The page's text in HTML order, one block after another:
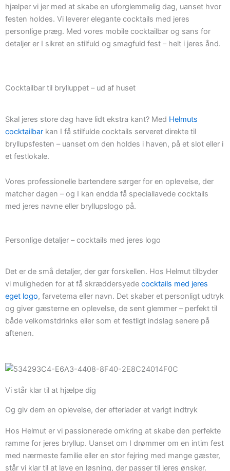
hjælper vi jer med at skabe en uforglemmelig dag, uanset hvor
festen holdes. Vi leverer elegante cocktails med jeres
personlige præg. Med vores mobile cocktailbar og sans for
detaljer er I sikret en stilfuld og smagfuld fest – helt i jeres ånd.
Cocktailbar til brylluppet – ud af huset
Skal jeres store dag have lidt ekstra kant? Med Helmuts
cocktailbar kan I få stilfulde cocktails serveret direkte til
bryllupsfesten – uanset om den holdes i haven, på et slot eller i
et festlokale.
Vores professionelle bartendere sørger for en oplevelse, der
matcher dagen – og I kan endda få speciallavede cocktails
med jeres navne eller bryllupslogo på.
Personlige detaljer – cocktails med jeres logo
Det er de små detaljer, der gør forskellen. Hos Helmut tilbyder
vi muligheden for at få skræddersyede cocktails med jeres
eget logo, farvetema eller navn. Det skaber et personligt udtryk
og giver gæsterne en oplevelse, de sent glemmer – perfekt til
både velkomstdrinks eller som et festligt indslag senere på
aftenen.
Vi står klar til at hjælpe dig
Og giv dem en oplevelse, der efterlader et varigt indtryk
Hos Helmut er vi passionerede omkring at skabe den perfekte
ramme for jeres bryllup. Uanset om I drømmer om en intim fest
med nærmeste familie eller en stor fejring med mange gæster,
står vi klar til at lave en løsning, der passer til jeres ønsker.